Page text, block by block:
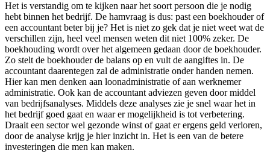
Het is verstandig om te kijken naar het soort persoon die je nodig
hebt binnen het bedrijf. De hamvraag is dus: past een boekhouder of
een accountant beter bij je? Het is niet zo gek dat je niet weet wat de
verschillen zijn, heel veel mensen weten dit niet 100% zeker. De
boekhouding wordt over het algemeen gedaan door de boekhouder.
Zo stelt de boekhouder de balans op en vult de aangiftes in. De
accountant daarentegen zal de administratie onder handen nemen.
Hier kan men denken aan loonadministratie of aan werknemer
administratie. Ook kan de accountant adviezen geven door middel
van bedrijfsanalyses. Middels deze analyses zie je snel waar het in
het bedrijf goed gaat en waar er mogelijkheid is tot verbetering.
Draait een sector wel gezonde winst of gaat er ergens geld verloren,
door de analyse krijg je hier inzicht in. Het is een van de betere
investeringen die men kan maken.